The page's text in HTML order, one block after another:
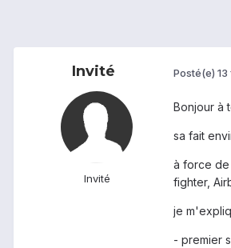
Invité
Invité
Posté(e)
Bonjour à
sa fait
à force de
fighter,
je
- premier